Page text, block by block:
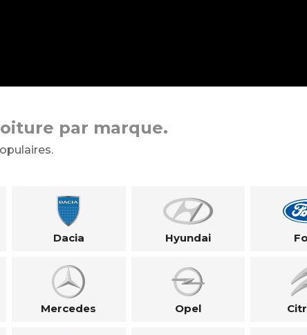
par marque.
Dacia Hyundai
Mercedes Opel